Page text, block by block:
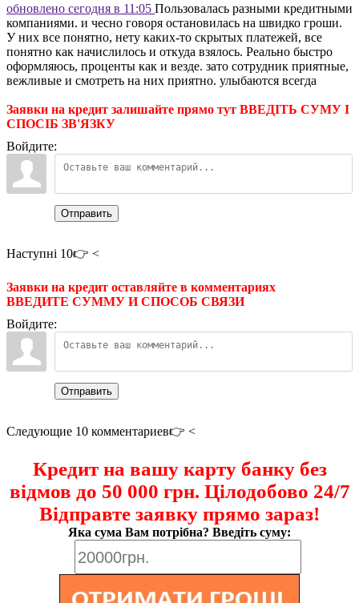
обновлено сегодня в 11:05 Пользовалась разными кредитными
компаниями. и чесно говоря остановилась на швидко гроши.
У них все понятно, нету каких-то скрытых платежей, все
понятно как начислилось и откуда взялось. Реально быстро
оформляюсь, проценты как и везде. зато сотрудник приятные,
вежливые и смотреть на них приятно. улыбаются всегда
Заявки на кредит залишайте прямо тут ВВЕДІТЬ СУМУ І
СПОСІБ ЗВ'ЯЗКУ
Войдите:
Отправить
Наступні 10👉 <
Заявки на кредит оставляйте в комментариях
ВВЕДИТЕ СУММУ И СПОСОБ СВЯЗИ
Войдите:
Отправить
Следующие 10 комментариев👉 <
Кредит на вашу карту банку без
відмов до 50 000 грн. Цілодобово 24/7
Відправте заявку прямо зараз!
Яка сума Вам потрібна? Введіть суму: